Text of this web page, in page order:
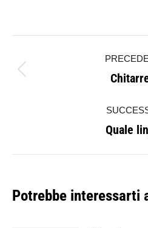
tra
Quale
Potrebbe interessarti